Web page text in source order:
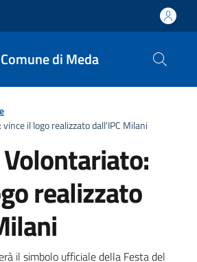
Comune di Meda
il logo realizzato dall'IPC Milani
realizzato
il simbolo ufficiale della Festa del